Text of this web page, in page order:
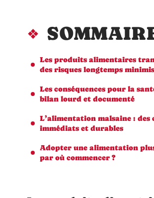
Les produits alimentaires
des risques longtemps
Les conséquences pour la
bilan lourd et documenté
L’alimentation malsaine : des
immédiats et durables
Adopter une alimentation
par où commencer ?